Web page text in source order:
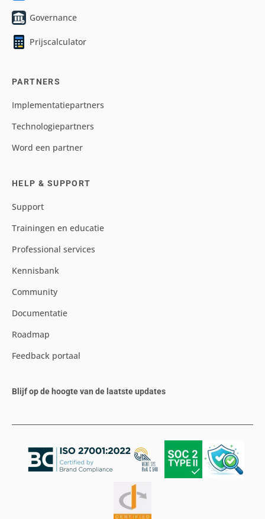
Governance
Prijscalculator
PARTNERS
Implementatiepartners
Technologiepartners
Word een partner
HELP & SUPPORT
Support
Trainingen en educatie
Professional services
Kennisbank
Community
Documentatie
Roadmap
Feedback portaal
Blijf op de hoogte van de laatste updates